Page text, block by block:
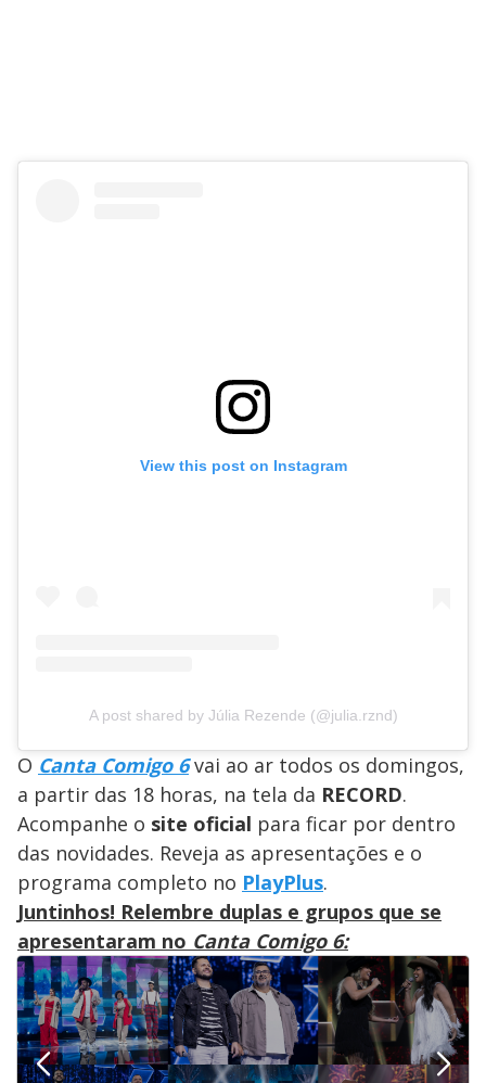
View this post on Instagram
A post shared by Júlia Rezende (@julia.rznd)
O Canta Comigo 6vai ao ar todos os domingos,
a partir das 18 horas, na tela da RECORD.
Acompanhe o site oficial para ficar por dentro
das novidades. Reveja as apresentações e o
programa completo no PlayPlus.
Juntinhos! Relembre duplas e grupos que se
apresentaram no Canta Comigo 6: